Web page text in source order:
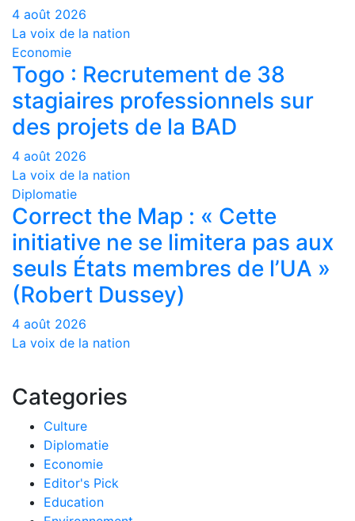
4 août 2026
La voix de la nation
Economie
Togo : Recrutement de 38
stagiaires professionnels sur
des projets de la BAD
4 août 2026
La voix de la nation
Diplomatie
Correct the Map : « Cette
initiative ne se limitera pas aux
seuls États membres de l’UA »
(Robert Dussey)
4 août 2026
La voix de la nation
Categories
Culture
Diplomatie
Economie
Editor's Pick
Education